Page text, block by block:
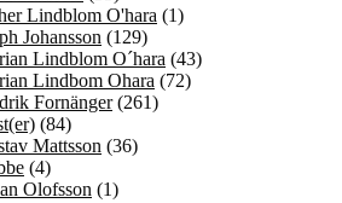
Lindblom O'hara (1)
Johansson (129)
Lindblom O´hara (43)
Lindbom Ohara (72)
Fornänger(261)
(84)
Mattsson (36)
(4)
Olofsson (1)